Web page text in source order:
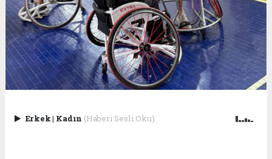
Erkek| Kadın (Haberi Sesli Oku)